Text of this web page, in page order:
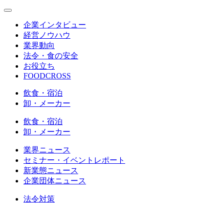
企業インタビュー
経営ノウハウ
業界動向
法令・食の安全
お役立ち
FOODCROSS
飲食・宿泊
卸・メーカー
飲食・宿泊
卸・メーカー
業界ニュース
セミナー・イベントレポート
新業態ニュース
企業団体ニュース
法令対策